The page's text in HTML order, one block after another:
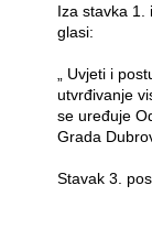
Iza stavka 1.
glasi:
„ Uvjeti i
utvrđivanje
se uređuje
Grada
Stavak 3.